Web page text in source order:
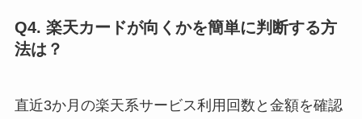
Q4. 楽天カードが向くかを簡単に判断する方
法は？
直近3か月の楽天系サービス利用回数と金額を確認